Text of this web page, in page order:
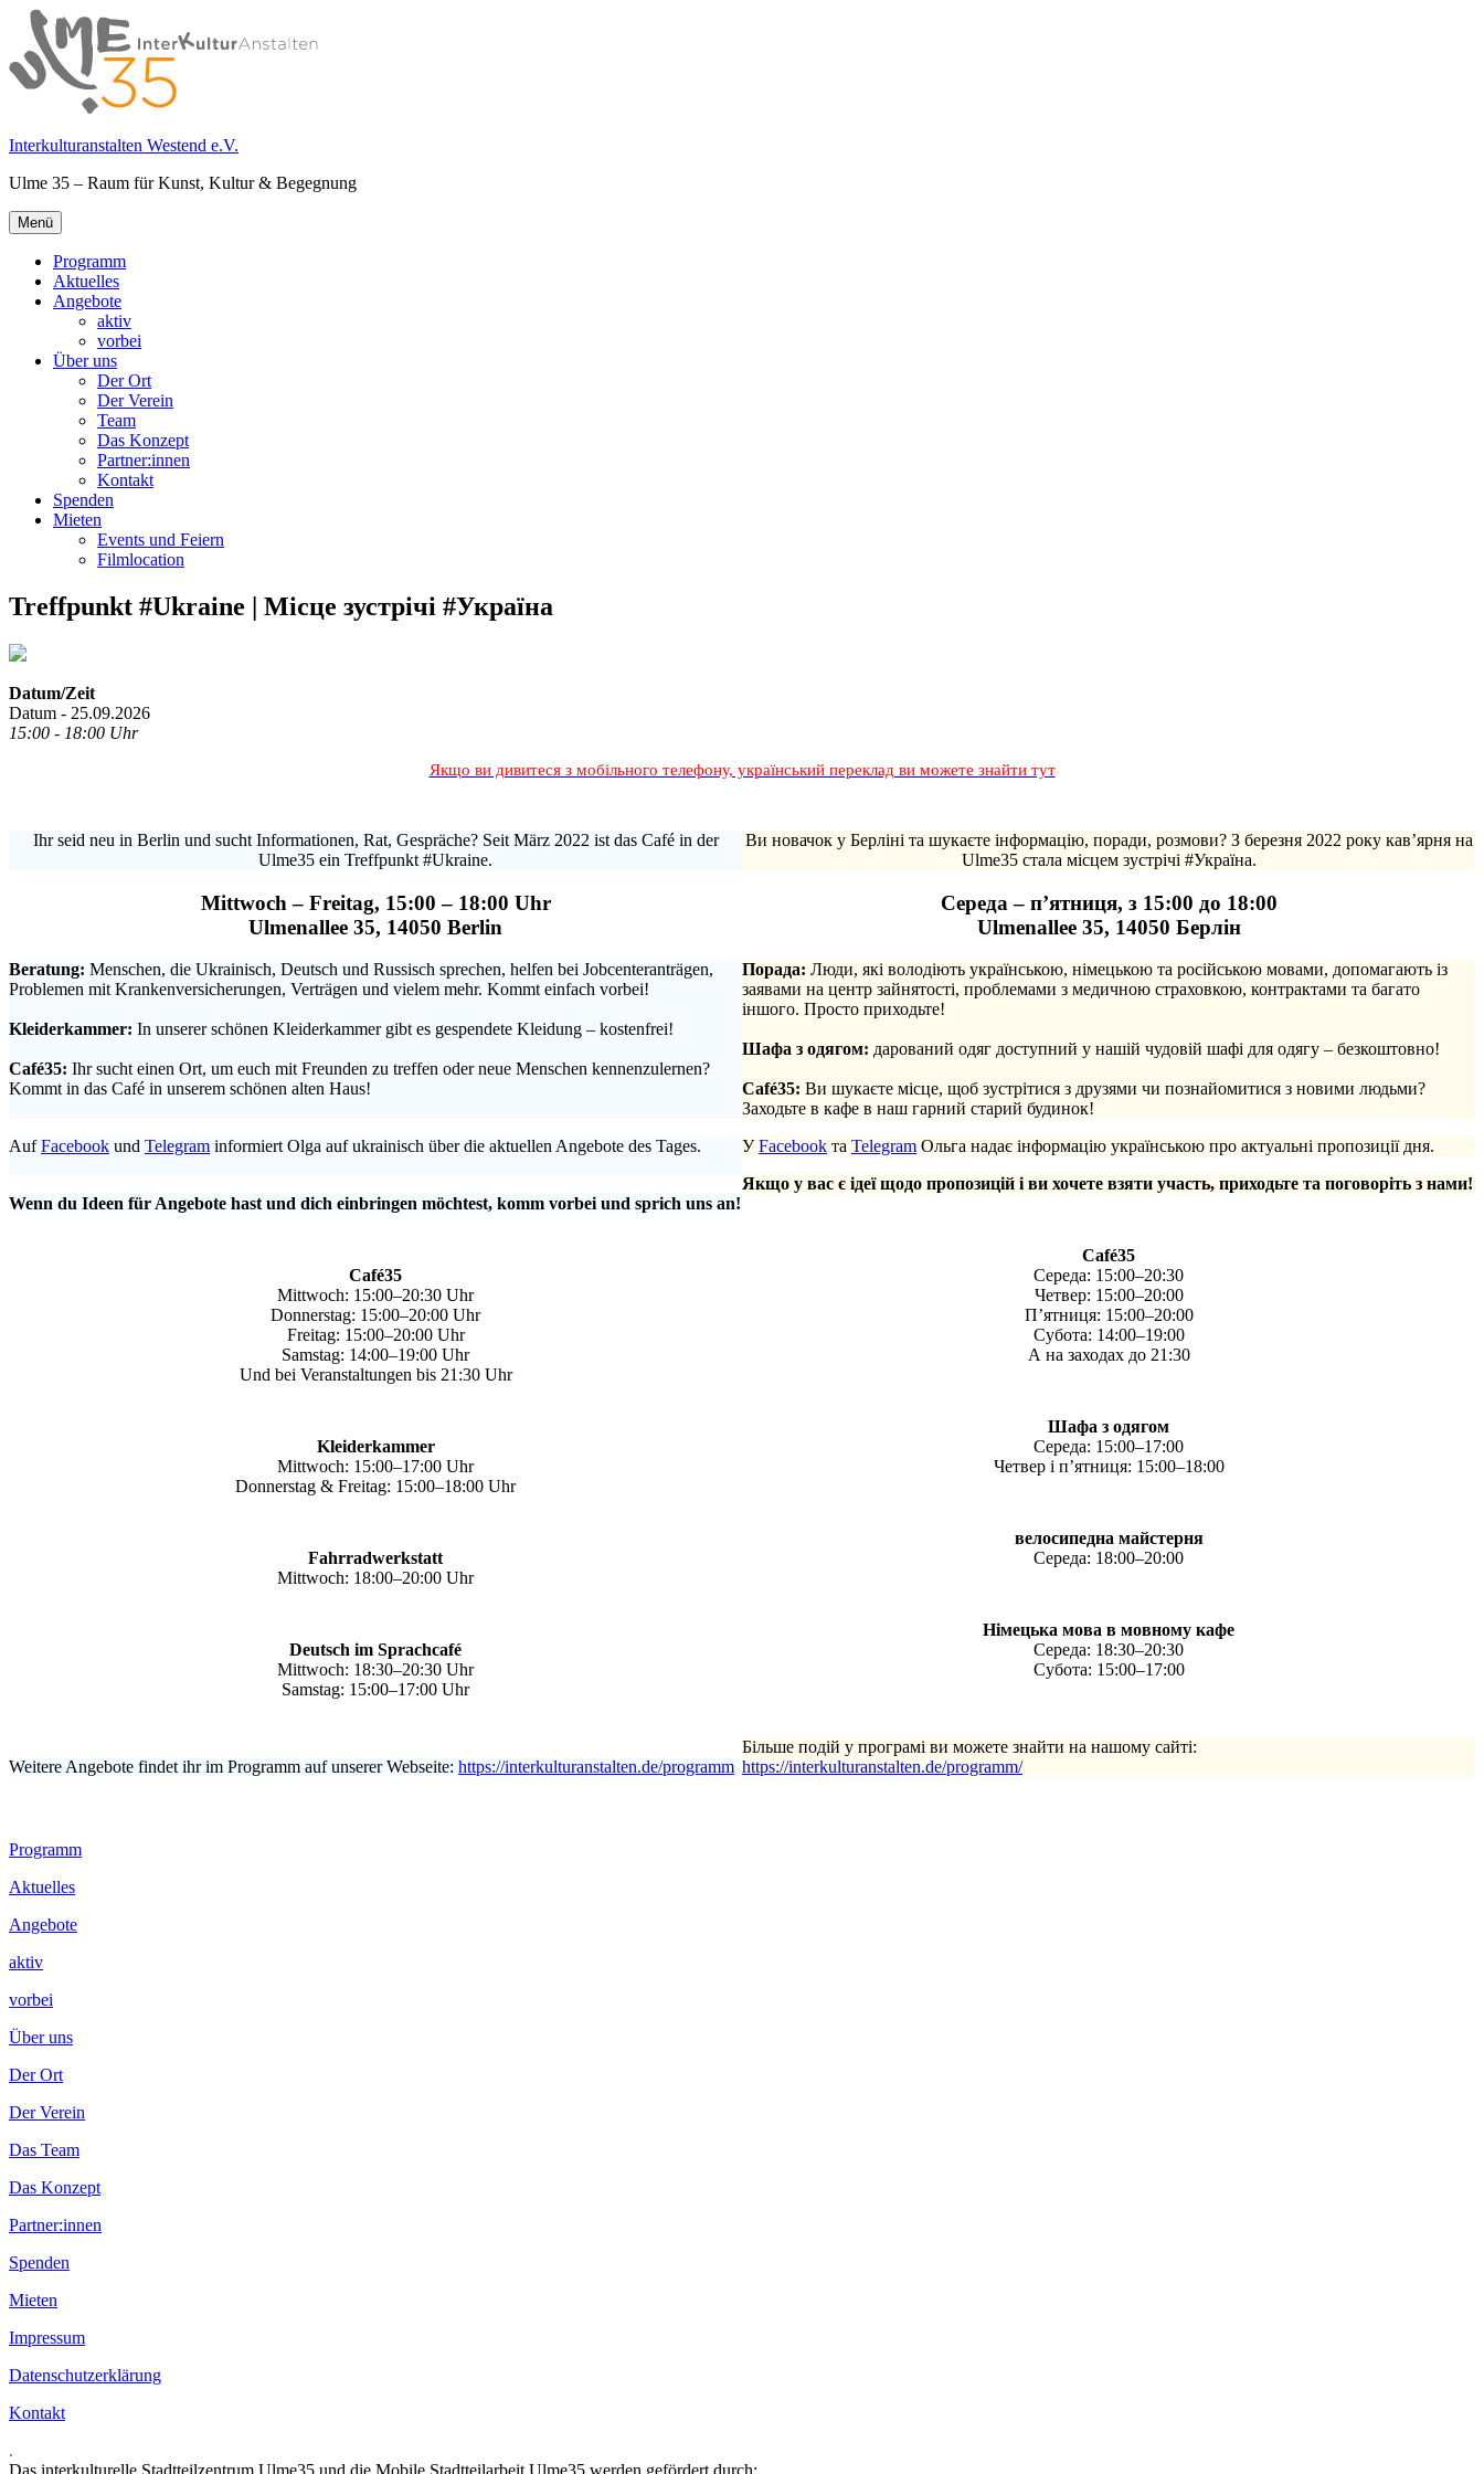
Springe
zum
Inhalt
Interkulturanstalten Westend e.V.
Ulme 35 – Raum für Kunst, Kultur & Begegnung
Primäres
Menü
Menü
Programm
Aktuelles
Angebote
aktiv
vorbei
Über uns
Der Ort
Der Verein
Team
Das Konzept
Partner:innen
Kontakt
Spenden
Mieten
Events und Feiern
Filmlocation
Treffpunkt #Ukraine | Місце зустрічі #Україна
Datum/Zeit
Datum - 25.09.2026
15:00 - 18:00 Uhr
Якщо ви дивитеся з мобільного телефону, український переклад ви можете знайти тут
Ihr seid neu in Berlin und sucht Informationen, Rat, Gespräche? Seit März 2022 ist das Café in der
Ulme35 ein Treffpunkt #Ukraine.
Mittwoch – Freitag, 15:00 – 18:00 Uhr
Ulmenallee 35, 14050 Berlin
Beratung: Menschen, die Ukrainisch, Deutsch und Russisch sprechen, helfen bei Jobcenteranträgen,
Problemen mit Krankenversicherungen, Verträgen und vielem mehr. Kommt einfach vorbei!
Kleiderkammer: In unserer schönen Kleiderkammer gibt es gespendete Kleidung – kostenfrei!
Café35: Ihr sucht einen Ort, um euch mit Freunden zu treffen oder neue Menschen kennenzulernen?
Kommt in das Café in unserem schönen alten Haus!
AufFacebook und Telegram informiert Olga auf ukrainisch über die aktuellen Angebote des Tages.
Wenn du Ideen für Angebote hast und dich einbringen möchtest, komm vorbei und sprich uns an!
Café35
Mittwoch: 15:00–20:30 Uhr
Donnerstag: 15:00–20:00 Uhr
Freitag: 15:00–20:00 Uhr
Samstag: 14:00–19:00 Uhr
Und bei Veranstaltungen bis 21:30 Uhr
Kleiderkammer
Mittwoch: 15:00–17:00 Uhr
Donnerstag & Freitag: 15:00–18:00 Uhr
Fahrradwerkstatt
Mittwoch: 18:00–20:00 Uhr
Deutsch im Sprachcafé
Mittwoch: 18:30–20:30 Uhr
Samstag: 15:00–17:00 Uhr
Weitere Angebote findet ihr im Programm auf unserer Webseite: https://interkulturanstalten.de/programm
Ви новачок у Берліні та шукаєте інформацію, поради, розмови? З березня 2022 року кав’ярня на
Ulme35 стала місцем зустрічі #Україна.
Середа – п’ятниця, з 15:00 до 18:00
Ulmenallee 35, 14050 Берлін
Порада: Люди, які володіють українською, німецькою та російською мовами, допомагають із
заявами на центр зайнятості, проблемами з медичною страховкою, контрактами та багато
іншого. Просто приходьте!
Шафа з одягом: дарований одяг доступний у нашій чудовій шафі для одягу – безкоштовно!
Café35: Ви шукаєте місце, щоб зустрітися з друзями чи познайомитися з новими людьми?
Заходьте в кафе в наш гарний старий будинок!
УFacebook та Telegram Ольга надає інформацію українською про актуальні пропозиції дня.
Якщо у вас є ідеї щодо пропозицій і ви хочете взяти участь, приходьте та поговоріть з нами!
Café35
Середа: 15:00–20:30
Четвер: 15:00–20:00
П’ятниця: 15:00–20:00
Субота: 14:00–19:00
А на заходах до 21:30
Шафа з одягом
Середа: 15:00–17:00
Четвер і п’ятниця: 15:00–18:00
велосипедна майстерня
Середа: 18:00–20:00
Німецька мова в мовному кафе
Середа: 18:30–20:30
Субота: 15:00–17:00
Більше подій у програмі ви можете знайти на нашому сайті:
https://interkulturanstalten.de/programm/
Footer
Inhalt
Programm
Aktuelles
Angebote
aktiv
vorbei
Über uns
Der Ort
Der Verein
Das Team
Das Konzept
Partner:innen
Spenden
Mieten
Impressum
Datenschutzerklärung
Kontakt
.